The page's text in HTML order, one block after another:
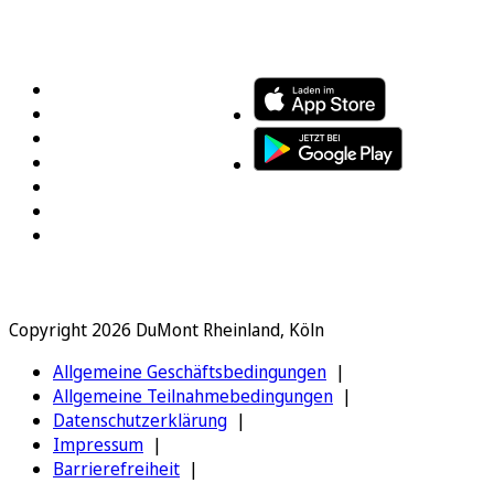
Copyright 2026 DuMont Rheinland, Köln
Allgemeine Geschäftsbedingungen
Allgemeine Teilnahmebedingungen
Datenschutzerklärung
Impressum
Barrierefreiheit